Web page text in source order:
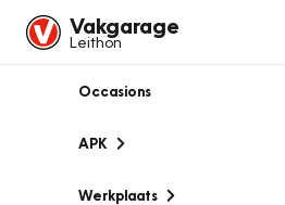
Vakgarage
Leithon
Occasions
APK
Werkplaats